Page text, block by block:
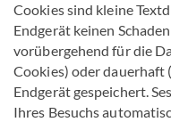
Cookies sind kleine
Endgerät keinen
vorübergehend für die
Cookies) oder dauerhaft
Endgerät gespeichert.
Ihres Besuchs